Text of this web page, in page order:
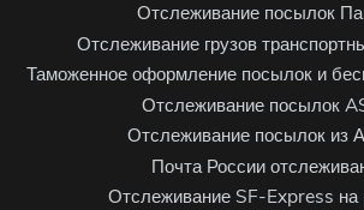
Отслеживание посылок
Отслеживание грузов
Таможенное оформление посылок и
Отслеживание посылок
Отслеживание посылок из
Почта России
Отслеживание SF-Express на